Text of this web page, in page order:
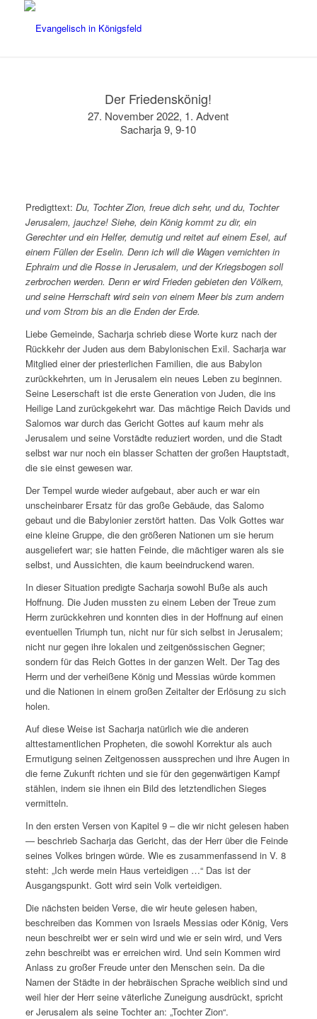
Der Friedenskönig!
27. November 2022, 1. Advent
Sacharja 9, 9-10
Predigttext: Du, Tochter Zion, freue dich sehr, und du, Tochter
Jerusalem, jauchze! Siehe, dein König kommt zu dir, ein
Gerechter und ein Helfer, demutig und reitet auf einem Esel, auf
einem Füllen der Eselin. Denn ich will die Wagen vernichten in
Ephraim und die Rosse in Jerusalem, und der Kriegsbogen soll
zerbrochen werden. Denn er wird Frieden gebieten den Völkern,
und seine Herrschaft wird sein von einem Meer bis zum andern
und vom Strom bis an die Enden der Erde.
Liebe Gemeinde, Sacharja schrieb diese Worte kurz nach der
Rückkehr der Juden aus dem Babylonischen Exil. Sacharja war
Mitglied einer der priesterlichen Familien, die aus Babylon
zurückkehrten, um in Jerusalem ein neues Leben zu beginnen.
Seine Leserschaft ist die erste Generation von Juden, die ins
Heilige Land zurückgekehrt war. Das mächtige Reich Davids und
Salomos war durch das Gericht Gottes auf kaum mehr als
Jerusalem und seine Vorstädte reduziert worden, und die Stadt
selbst war nur noch ein blasser Schatten der großen Hauptstadt,
die sie einst gewesen war.
Der Tempel wurde wieder aufgebaut, aber auch er war ein
unscheinbarer Ersatz für das große Gebäude, das Salomo
gebaut und die Babylonier zerstört hatten. Das Volk Gottes war
eine kleine Gruppe, die den größeren Nationen um sie herum
ausgeliefert war; sie hatten Feinde, die mächtiger waren als sie
selbst, und Aussichten, die kaum beeindruckend waren.
In dieser Situation predigte Sacharja sowohl Buße als auch
Hoffnung. Die Juden mussten zu einem Leben der Treue zum
Herrn zurückkehren und konnten dies in der Hoffnung auf einen
eventuellen Triumph tun, nicht nur für sich selbst in Jerusalem;
nicht nur gegen ihre lokalen und zeitgenössischen Gegner;
sondern für das Reich Gottes in der ganzen Welt. Der Tag des
Herrn und der verheißene König und Messias würde kommen
und die Nationen in einem großen Zeitalter der Erlösung zu sich
holen.
Auf diese Weise ist Sacharja natürlich wie die anderen
alttestamentlichen Propheten, die sowohl Korrektur als auch
Ermutigung seinen Zeitgenossen aussprechen und ihre Augen in
die ferne Zukunft richten und sie für den gegenwärtigen Kampf
stählen, indem sie ihnen ein Bild des letztendlichen Sieges
vermitteln.
In den ersten Versen von Kapitel 9 – die wir nicht gelesen haben
— beschrieb Sacharja das Gericht, das der Herr über die Feinde
seines Volkes bringen würde. Wie es zusammenfassend in V. 8
steht: „Ich werde mein Haus verteidigen …“ Das ist der
Ausgangspunkt. Gott wird sein Volk verteidigen.
Die nächsten beiden Verse, die wir heute gelesen haben,
beschreiben das Kommen von Israels Messias oder König, Vers
neun beschreibt wer er sein wird und wie er sein wird, und Vers
zehn beschreibt was er erreichen wird. Und sein Kommen wird
Anlass zu großer Freude unter den Menschen sein. Da die
Namen der Städte in der hebräischen Sprache weiblich sind und
weil hier der Herr seine väterliche Zuneigung ausdrückt, spricht
er Jerusalem als seine Tochter an: „Tochter Zion“.